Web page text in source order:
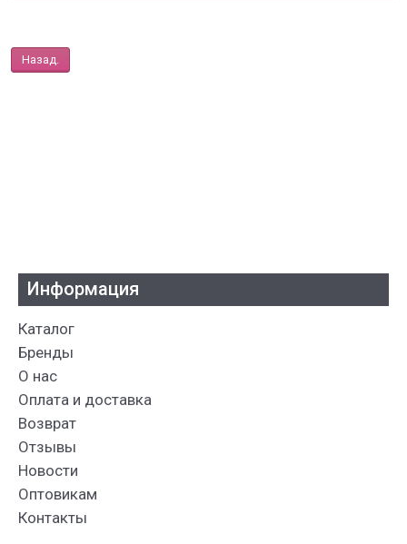
Назад.
Информация
Каталог
Бренды
О нас
Оплата и доставка
Возврат
Отзывы
Новости
Оптовикам
Контакты